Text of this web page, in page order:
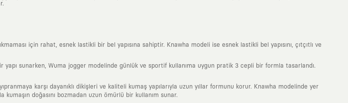
için rahat, esnek lastikli bir bel yapısına sahiptir. Knawha modeli ise esnek lastikli bel yapısını, çıtçıtlı ve
yapı sunarken, Wuma jogger modelinde günlük ve sportif kullanıma uygun pratik 3 cepli bir formla tasarlandı.
karşı dayanıklı dikişleri ve kaliteli kumaş yapılarıyla uzun yıllar formunu korur. Knawha modelinde yer
doğasını bozmadan uzun ömürlü bir kullanım sunar.